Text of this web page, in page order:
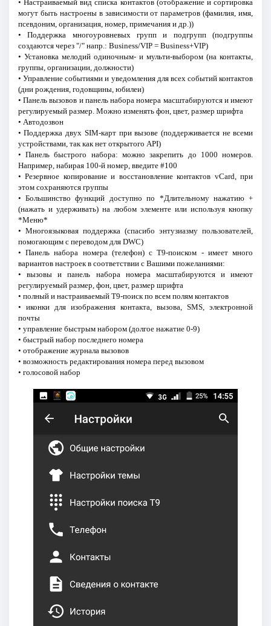
• Настраиваемый вид списка контактов (отображение и сортировка
могут быть настроены в зависимости от параметров (фамилия, имя,
псевдоним, организация, номер, примечания и др.))
• Поддержка многоуровневых групп и подгрупп (подгруппы
создаются через "/" напр.: Business/VIP = Business+VIP)
• Установка мелодий одиночным- и мульти-выбором (на контакты,
группы, организации, должности)
• Управление событиями и уведомления для всех событий контактов
(дни рождения, годовщины, юбилеи)
• Панель вызовов и панель набора номера масштабируются и имеют
регулируемый размер. Можно изменять фон, цвет, размер шрифта
• Автодозвон
• Поддержка двух SIM-карт при вызове (поддерживается не всеми
устройствами, так как нет открытого API)
• Панель быстрого набора: можно закрепить до 1000 номеров.
Например, набирая 100-й номер, введите #100
• Резервное копирование и восстановление контактов vCard, при
этом сохраняются группы
• Большинство функций доступно по *Длительному нажатию +
(нажать и удерживать) на любом элементе или используя кнопку
*Меню*
• Многоязыковая поддержка (спасибо энтузиазму пользователей,
помогающим с переводом для DWC)
• Панель набора номера (телефон) с T9-поиском - имеет много
вариантов настроек в соответствии с Вашими пожеланиями:
• вызовы и панель набора номера масштабируются и имеют
регулируемый размер, фон, цвет, размер шрифта
• полный и настраиваемый T9-поиск по всем полям контактов
• иконки для изображения контакта, вызова, SMS, электронной
почты
• управление быстрым набором (долгое нажатие 0-9)
• быстрый набор последнего номера
• отображение журнала вызовов
• возможность редактирования номера перед вызовом
• голосовой набор